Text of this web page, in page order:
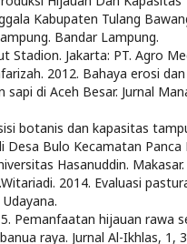
Kabupaten Tulang
Bandar Lampung.
Stadion. Jakarta: PT. Agro
2012. Bahaya erosi
sapi di Aceh Besar. Jurnal
botanis dan kapasitas
Desa Bulo Kecamatan Panca
Hasanuddin. Makasar.
2014. Evaluasi
Pemanfaatan hijauan rawa
raya. Jurnal Al-Ikhlas, 1,